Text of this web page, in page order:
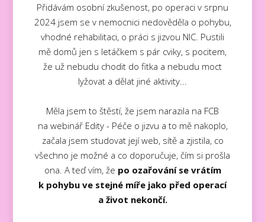
Přidávám osobní zkušenost, po operaci v srpnu
2024 jsem se v nemocnici nedověděla o pohybu,
vhodné rehabilitaci, o práci s jizvou NIC. Pustili
mě domů jen s letáčkem s pár cviky, s pocitem,
že už nebudu chodit do fitka a nebudu moct
lyžovat a dělat jiné aktivity...
Měla jsem to štěstí, že jsem narazila na FCB
na webinář Edity - Péče o jizvu a to mě nakoplo,
začala jsem studovat její web, sítě a zjistila, co
všechno je možné a co doporučuje, čím si prošla
ona. A teď vím, že po ozařování se vrátím
k pohybu ve stejné míře jako před operací
a život nekončí.